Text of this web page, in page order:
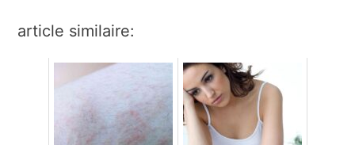
article similaire: